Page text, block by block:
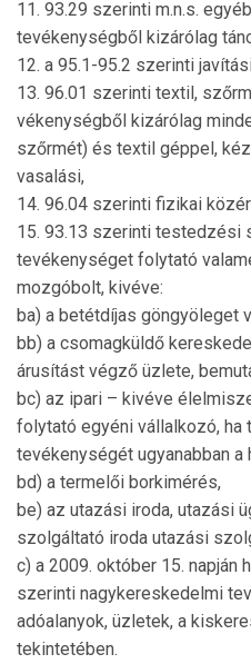
11. 93.29 szerinti m.n.s.
tevékenységből kizárólag
12. a 95.1-95.2 szerinti
13. 96.01 szerinti textil,
vékenységből kizárólag
szőrmét) és textil géppel,
vasalási,
14. 96.04 szerinti fizikai
15. 93.13 szerinti testedzési
tevékenységet folytató
mozgóbolt, kivéve:
ba) a betétdíjas göngyöleget
bb) a csomagküldő
árusítást végző üzlete,
bc) az ipari – kivéve
folytató egyéni vállalkozó,
tevékenységét ugyanabban
bd) a termelői borkimérés,
be) az utazási iroda, utazási
szolgáltató iroda utazási
c) a 2009. október 15. napján
szerinti nagykereskedelmi
adóalanyok, üzletek, a
tekintetében.